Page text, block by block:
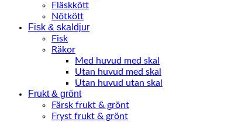
Fläskkött
Nötkött
Fisk & skaldjur
Fisk
Räkor
Med huvud med skal
Utan huvud med skal
Utan huvud utan skal
Frukt & grönt
Färsk frukt & grönt
Fryst frukt & grönt